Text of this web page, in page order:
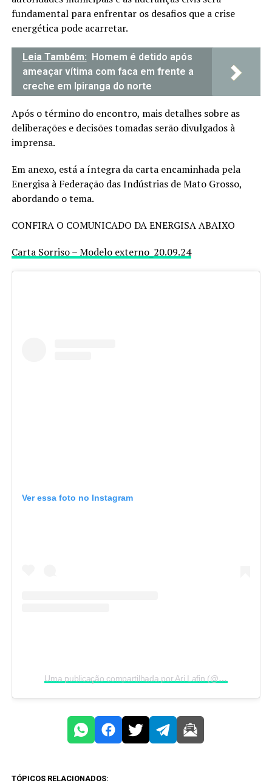
fundamental para enfrentar os desafios que a crise
energética pode acarretar.
Leia Também:
Homem é detido após
ameaçar vítima com faca em frente a
creche em Ipiranga do norte
Após o término do encontro, mais detalhes sobre as
deliberações e decisões tomadas serão divulgados à
imprensa.
Em anexo, está a íntegra da carta encaminhada pela
Energisa à Federação das Indústrias de Mato Grosso,
abordando o tema.
CONFIRA O COMUNICADO DA ENERGISA ABAIXO
Carta Sorriso – Modelo externo_20.09.24
Ver essa foto no Instagram
Uma publicação compartilhada por Ari Lafin (@arilafin)
TÓPICOS RELACIONADOS: